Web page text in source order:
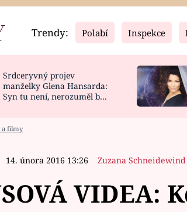
Video
CELEBRITY
VAŘENÍ
Trendy: Polabí Inspekce
Srdceryvný projev
manželky Glena Hansarda:
Syn tu není, nerozuměl by
a filmy
14. února 2016 13:26 Zuzana Schneidewind
VIDEA: